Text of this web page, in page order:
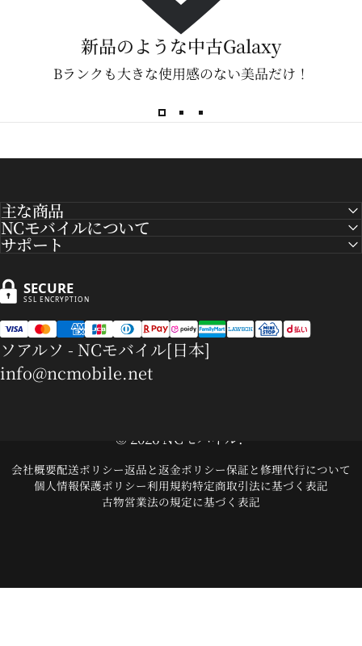
新品のような中古Galaxy
Bランクも大きな使用感のない美品だけ！
主な商品
NCモバイルについて
サポート
SECURE
SSL ENCRYPTION
ソアルソ - NCモバイル[日本]
info@ncmobile.net
© 2026 NCモバイル.
会社概要配送ポリシー返品と返金ポリシー保証と修理代行について
個人情報保護ポリシー利用規約特定商取引法に基づく表記
古物営業法の規定に基づく表記